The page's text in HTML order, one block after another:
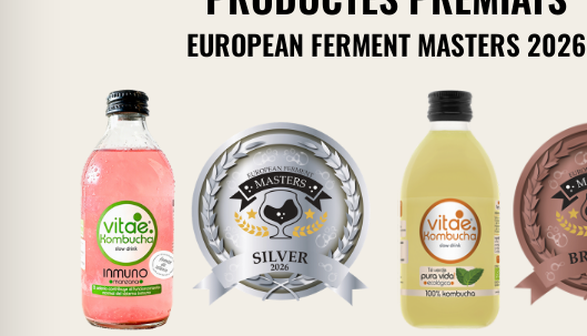
EUROPEAN FERMENT MASTERS 2026